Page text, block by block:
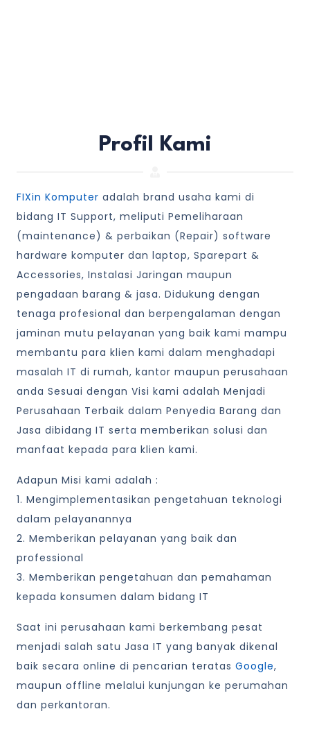
Profil Kami
FIXin Komputer adalah brand usaha kami di
bidang IT Support, meliputi Pemeliharaan
(maintenance) & perbaikan (Repair) software
hardware komputer dan laptop, Sparepart &
Accessories, Instalasi Jaringan maupun
pengadaan barang & jasa. Didukung dengan
tenaga profesional dan berpengalaman dengan
jaminan mutu pelayanan yang baik kami mampu
membantu para klien kami dalam menghadapi
masalah IT di rumah, kantor maupun perusahaan
anda Sesuai dengan Visi kami adalah Menjadi
Perusahaan Terbaik dalam Penyedia Barang dan
Jasa dibidang IT serta memberikan solusi dan
manfaat kepada para klien kami.
Adapun Misi kami adalah :
1. Mengimplementasikan pengetahuan teknologi
dalam pelayanannya
2. Memberikan pelayanan yang baik dan
professional
3. Memberikan pengetahuan dan pemahaman
kepada konsumen dalam bidang IT
Saat ini perusahaan kami berkembang pesat
menjadi salah satu Jasa IT yang banyak dikenal
baik secara online di pencarian teratas Google,
maupun offline melalui kunjungan ke perumahan
dan perkantoran.